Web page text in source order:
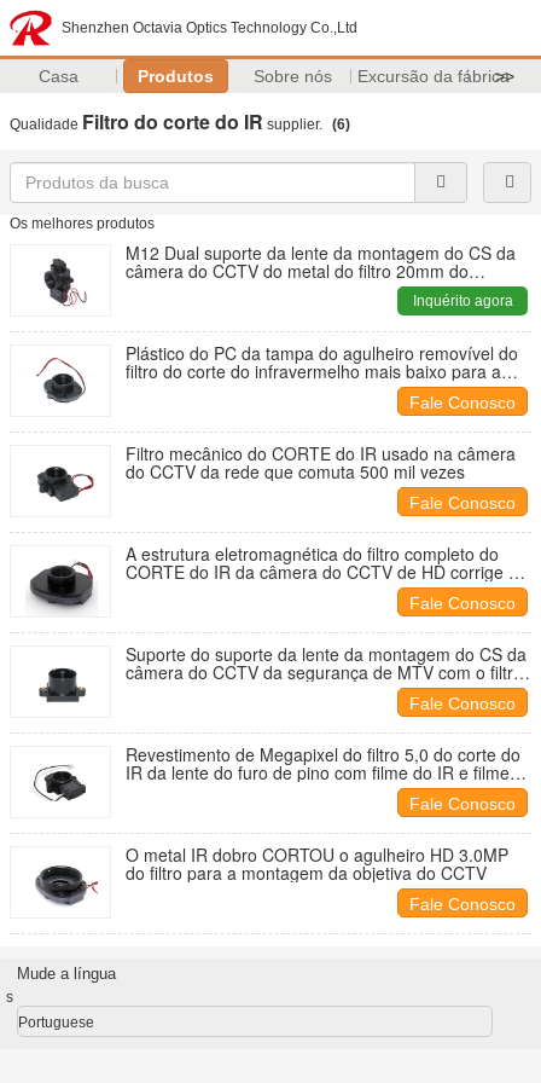
Shenzhen Octavia Optics Technology Co.,Ltd
Casa Produtos Sobre nós Excursão da fábrica
>>
Qualidade Filtro do corte do IR supplier. (6)
Os melhores produtos
M12 Dual suporte da lente da montagem do CS da
câmera do CCTV do metal do filtro 20mm do
Inquérito agora
Plástico do PC da tampa do agulheiro removível do
filtro do corte do infravermelho mais baixo para a
Fale Conosco
Filtro mecânico do CORTE do IR usado na câmera
do CCTV da rede que comuta 500 mil vezes
Fale Conosco
A estrutura eletromagnética do filtro completo do
CORTE do IR da câmera do CCTV de HD corrige a
Fale Conosco
Suporte do suporte da lente da montagem do CS da
câmera do CCTV da segurança de MTV com o filtro
Fale Conosco
Revestimento de Megapixel do filtro 5,0 do corte do
IR da lente do furo de pino com filme do IR e filme
Fale Conosco
O metal IR dobro CORTOU o agulheiro HD 3.0MP
do filtro para a montagem da objetiva do CCTV
Fale Conosco
Mude a língua
s
Portuguese